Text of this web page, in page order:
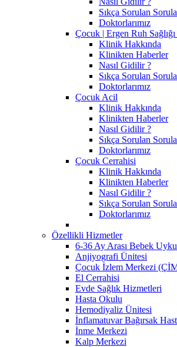
Sıkça Sorulan
Doktorlarımız
Çocuk | Ergen Ruh
Klinik Hakkında
Klinikten Haberler
Nasıl Gidilir ?
Sıkça Sorulan
Doktorlarımız
Çocuk Acil
Klinik Hakkında
Klinikten Haberler
Nasıl Gidilir ?
Sıkça Sorulan
Doktorlarımız
Çocuk Cerrahisi
Klinik Hakkında
Klinikten Haberler
Nasıl Gidilir ?
Sıkça Sorulan
Doktorlarımız
Özellikli Hizmetler
6-36 Ay Arası Bebek
Anjiyografi Ünitesi
Çocuk İzlem Merkezi
El Cerrahisi
Evde Sağlık Hizmetleri
Hasta Okulu
Hemodiyaliz Ünitesi
İnflamatuvar Bağırsak
İnme Merkezi
Kalp Merkezi